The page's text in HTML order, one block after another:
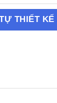
THIẾT KẾ